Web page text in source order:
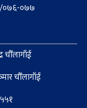
०७६-०७७
चौँलागाँई
चौँलागाँई